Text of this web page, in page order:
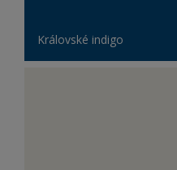
Královské indigo